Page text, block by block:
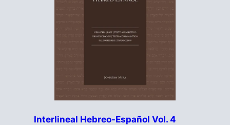
Interlineal Hebreo-Español Vol. 4